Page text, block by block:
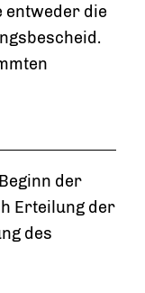
entweder die
der
Erteilung der
des